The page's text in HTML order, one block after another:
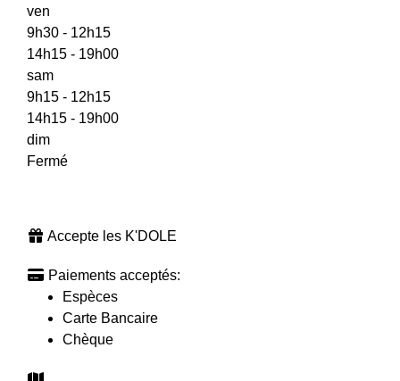
ven
9h30 - 12h15
14h15 - 19h00
sam
9h15 - 12h15
14h15 - 19h00
dim
Fermé
Accepte les K'DOLE
Paiements acceptés:
Espèces
Carte Bancaire
Chèque